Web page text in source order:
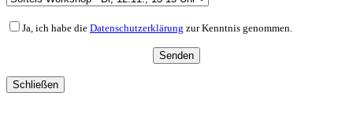
Ja, ich habe die Datenschutzerklärung zur Kenntnis genommen.
Schließen